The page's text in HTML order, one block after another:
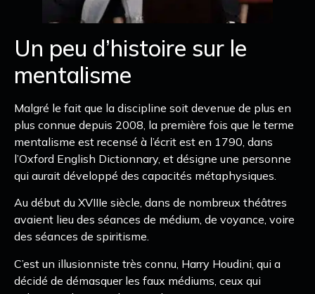
Un peu d’histoire sur le
mentalisme
Malgré le fait que la discipline soit devenue de plus en
plus connue depuis 2008, la première fois que le terme
mentalisme est recensé à l’écrit est en 1790, dans
l’Oxford English Dictionnary, et désigne une personne
qui aurait développé des capacités métaphysiques.
Au début du XVIIIe siècle, dans de nombreux théâtres
avaient lieu des séances de médium, de voyance, voire
des séances de spiritisme.
C’est un illusionniste très connu, Harry Houdini, qui a
décidé de démasquer les faux médiums, ceux qui